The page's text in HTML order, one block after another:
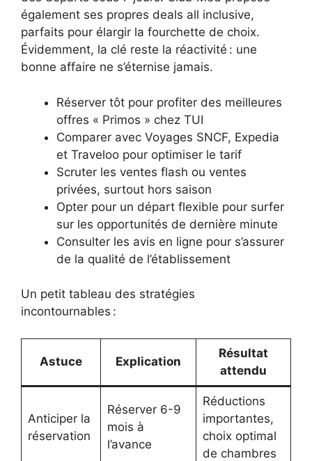
également ses propres deals all inclusive,
parfaits pour élargir la fourchette de choix.
Évidemment, la clé reste la réactivité : une
bonne affaire ne s’éternise jamais.
Réserver tôt pour profiter des meilleures
offres « Primos » chez TUI
Comparer avec Voyages SNCF, Expedia
et Traveloo pour optimiser le tarif
Scruter les ventes flash ou ventes
privées, surtout hors saison
Opter pour un départ flexible pour surfer
sur les opportunités de dernière minute
Consulter les avis en ligne pour s’assurer
de la qualité de l’établissement
Un petit tableau des stratégies
incontournables :
Astuce Explication
Résultat
attendu
Anticiper la
réservation
Réserver 6-9
mois à
l’avance
Réductions
importantes,
choix optimal
de chambres